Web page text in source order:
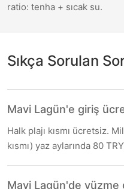
ratio: tenha + sıcak su.
Sıkça Sorulan
Mavi Lagün'e giriş
Halk plajı kısmı ücretsiz.
kısmı) yaz aylarında 80
Mavi Lagün'de yüzme